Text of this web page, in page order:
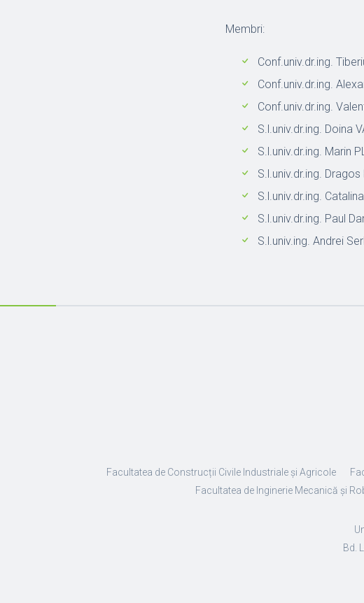
Membri:
Conf.univ.dr.ing.
Conf.univ.dr.ing.
Conf.univ.dr.ing.
S.l.univ.dr.ing. Doina
S.l.univ.dr.ing. Marin
S.l.univ.dr.ing. Dragos
S.l.univ.dr.ing.
S.l.univ.dr.ing. Paul
S.l.univ.ing. Andrei
Facultatea de Construcții Civile Industriale și Agricole
Facultatea de Inginerie Mecanică și
Bd.